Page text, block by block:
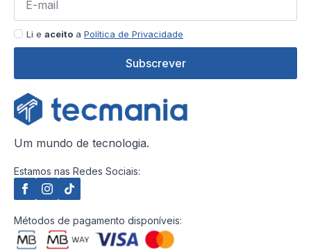
Li e aceito a Política de Privacidade
Subscrever
Um mundo de tecnologia.
Estamos nas Redes Sociais:
Métodos de pagamento disponíveis: